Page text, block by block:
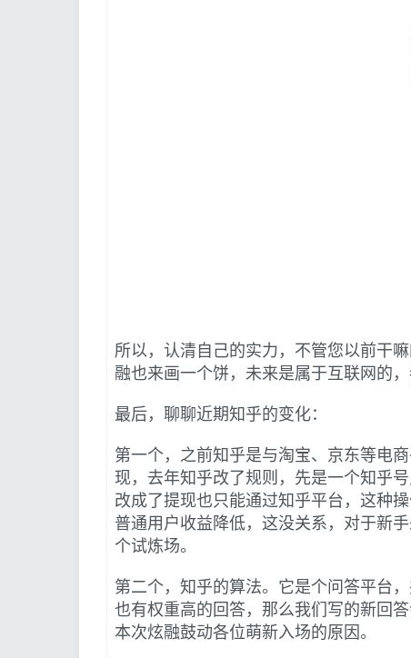
所以，认清自己的实力，不管您以前干
融也来画一个饼，未来是属于互联网的，
最后，聊聊近期知乎的变化：
第一个，之前知乎是与淘宝、京东等电
现，去年知乎改了规则，先是一个知乎
改成了提现也只能通过知乎平台，这种
普通用户收益降低，这没关系，对于新
个试炼场。
第二个，知乎的算法。它是个问答平台
也有权重高的回答，那么我们写的新回
本次炫融鼓动各位萌新入场的原因。